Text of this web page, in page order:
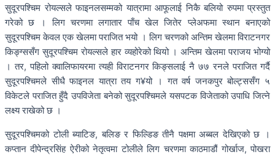
सुदूरपश्चिम रोयल्सले फाइनलसम्मको यात्रामा आफूलाई निकै बलियो रुपमा प्रस्तुत
गरेको छ । लिग चरणमा लगातार पाँच खेल जितेर प्लेअफमा स्थान बनाएको
सुदूरपश्चिम केवल एक खेलमा पराजित भयो । लिग चरणको अन्तिम खेलमा विराटनगर
किङ्ग्ससँग सुदूरपश्चिम रोयल्सले हार व्यहोरेको थियो । अन्तिम खेलमा पराजय भोग्यो
। तर, पहिलो क्वालिफायरमा त्यही विराटनगर किङ्सलाई नै ७७ रनले पराजित गर्दै
सुदूरपश्चिमले सीधै फाइनल यात्रा तय ग¥यो । गत वर्ष जनकपुर बोल्ट्ससँग ५
विकेटले पराजित हुँदै उपविजेता बनेको सुदूरपश्चिमले यसपटक विजेताको उपाधि जित्ने
लक्ष्य राखेको छ ।
सुदूरपश्चिमको टोली ब्याटिङ, बलिङ र फिल्डिङ तीनै पक्षमा अब्बल देखिएको छ ।
कप्तान दीपेन्द्रसिंह ऐरीको नेतृत्वमा टोलीले लिग चरणमा काठमाडौं गोर्खाज, पोखरा